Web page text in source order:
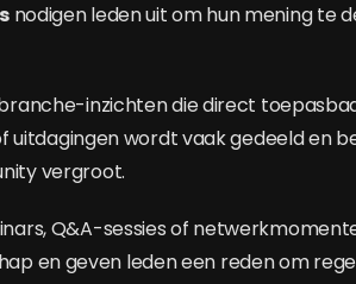
nodigen leden uit om hun mening te
inzichten die direct
uitdagingen wordt vaak gedeeld en
vergroot.
Q&A-sessies of
en geven leden een reden om